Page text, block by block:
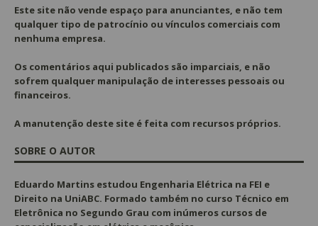
Este site não vende espaço para anunciantes, e não tem
qualquer tipo de patrocínio ou vínculos comerciais com
nenhuma empresa.
Os comentários aqui publicados são imparciais, e não
sofrem qualquer manipulação de interesses pessoais ou
financeiros.
A manutenção deste site é feita com recursos próprios.
SOBRE O AUTOR
Eduardo Martins estudou Engenharia Elétrica na FEI e
Direito na UniABC. Formado também no curso Técnico em
Eletrônica no Segundo Grau com inúmeros cursos de